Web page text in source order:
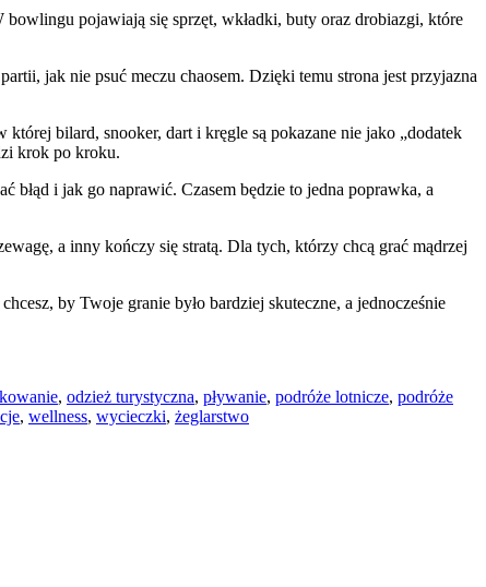
bowlingu pojawiają się sprzęt, wkładki, buty oraz drobiazgi, które
jak nie psuć meczu chaosem. Dzięki temu strona jest przyjazna
bilard, snooker, dart i kręgle są pokazane nie jako „dodatek
krok po kroku.
błąd i jak go naprawić. Czasem będzie to jedna poprawka, a
a inny kończy się stratą. Dla tych, którzy chcą grać mądrzej
by Twoje granie było bardziej skuteczne, a jednocześnie
, odzież turystyczna, pływanie, podróże lotnicze, podróże
, wellness, wycieczki, żeglarstwo